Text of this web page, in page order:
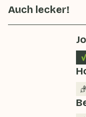
Auch lecker!